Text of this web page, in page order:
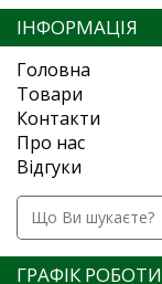
ІНФОРМАЦІЯ
Головна
Товари
Контакти
Про нас
Відгуки
ГРАФІК РОБОТИ